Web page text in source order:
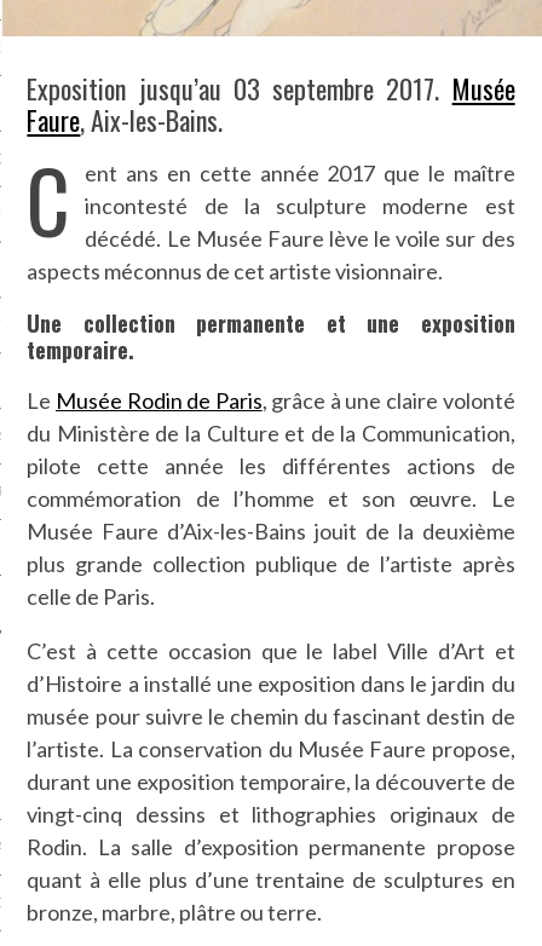
EN VOD
CARAVELLE
PODCAST
Exposition jusqu’au 03 septembre 2017. Musée
Faure, Aix-les-Bains.
C
ent ans en cette année 2017 que le maître
incontesté de la sculpture moderne est
décédé. Le Musée Faure lève le voile sur des
aspects méconnus de cet artiste visionnaire.
Une collection permanente et une exposition
temporaire.
Le Musée Rodin de Paris, grâce à une claire volonté
du Ministère de la Culture et de la Communication,
pilote cette année les différentes actions de
commémoration de l’homme et son œuvre. Le
Musée Faure d’Aix-les-Bains jouit de la deuxième
plus grande collection publique de l’artiste après
celle de Paris.
C’est à cette occasion que le label Ville d’Art et
d’Histoire a installé une exposition dans le jardin du
musée pour suivre le chemin du fascinant destin de
l’artiste. La conservation du Musée Faure propose,
durant une exposition temporaire, la découverte de
vingt-cinq dessins et lithographies originaux de
Rodin. La salle d’exposition permanente propose
quant à elle plus d’une trentaine de sculptures en
bronze, marbre, plâtre ou terre.